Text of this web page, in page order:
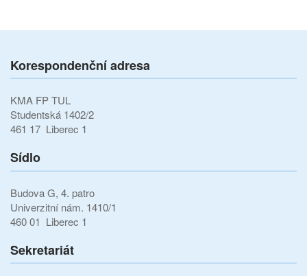
Korespondenční adresa
KMA FP TUL
Studentská 1402/2
461 17 Liberec 1
Sídlo
Budova G, 4. patro
Univerzitní nám. 1410/1
460 01 Liberec 1
Sekretariát